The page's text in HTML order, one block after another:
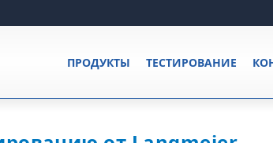
ТЕСТИРОВАНИЕ
ПРОДУКТЫ